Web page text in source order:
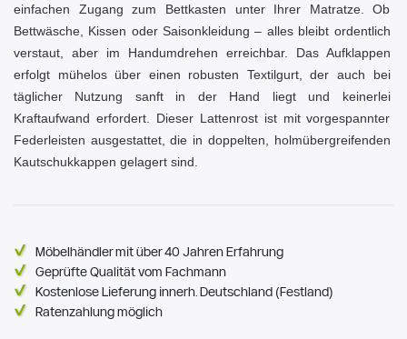
einfachen Zugang zum Bettkasten unter Ihrer Matratze. Ob
Bettwäsche, Kissen oder Saisonkleidung – alles bleibt ordentlich
verstaut, aber im Handumdrehen erreichbar. Das Aufklappen
erfolgt mühelos über einen robusten Textilgurt, der auch bei
täglicher Nutzung sanft in der Hand liegt und keinerlei
Kraftaufwand erfordert. Dieser Lattenrost ist mit vorgespannter
Federleisten ausgestattet, die in doppelten, holmübergreifenden
Kautschukkappen gelagert sind.
Möbelhändler mit über 40 Jahren Erfahrung
Geprüfte Qualität vom Fachmann
Kostenlose Lieferung innerh. Deutschland (Festland)
Ratenzahlung möglich